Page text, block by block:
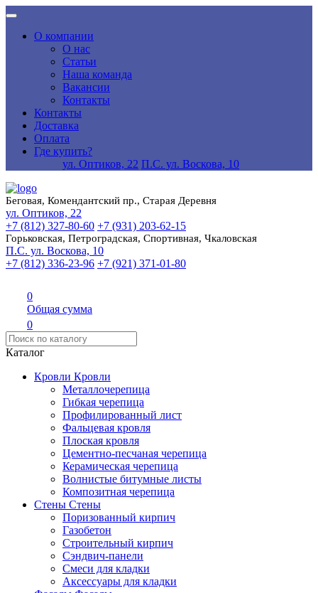
О компании
О нас
Статьи
Наша команда
Вакансии
Контакты
Контакты
Доставка
Оплата
Где купить?
ул. Оптиков, 22 П.С. ул. Воскова, 10
Беговая, Комендантский пр., Старая Деревня
ул. Оптиков, 22
+7 (812) 327-80-60 +7 (931) 203-62-15
Горьковская, Петроградская, Спортивная, Чкаловская
П.С. ул. Воскова, 10
+7 (812) 336-23-96 +7 (921) 371-01-80
0
Общая сумма
0
Каталог
Кровли Кровли
Металлочерепица
Гибкая черепица
Профилированный лист
Фальцевая кровля
Плоская кровля
Цементно-песчаная черепица
Керамическая черепица
Волнистые битумные листы
Композитная черепица
Стены Стены
Поризованный кирпич
Газобетон
Строительный кирпич
Сэндвич-панели
Смеси для кладки
Аксессуары для кладки